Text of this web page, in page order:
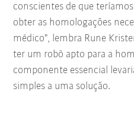
conscientes de que
obter as homologações
médico", lembra Rune
ter um robô apto para a
componente essencial
simples a uma solução.